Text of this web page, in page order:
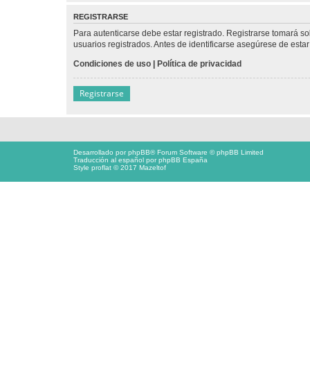
REGISTRARSE
Para autenticarse debe estar registrado. Registrarse tomará
usuarios registrados. Antes de identificarse asegúrese de
Condiciones de uso | Política de privacidad
Registrarse
Desarrollado porphpBB® Forum Software © phpBB Limited
Traducción al español porphpBB España
Style proflat © 2017 Mazeltof